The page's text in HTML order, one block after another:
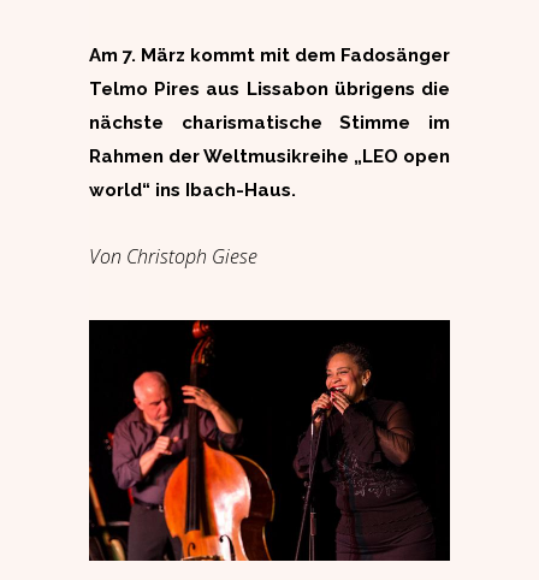
Am 7. März kommt mit dem Fadosänger
Telmo Pires aus Lissabon übrigens die
nächste charismatische Stimme im
Rahmen der Weltmusikreihe „LEO open
world“ ins Ibach-Haus.
Von Christoph Giese